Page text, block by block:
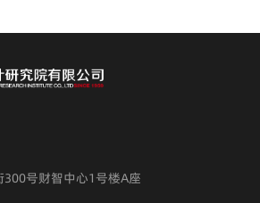
号财智中心1号楼A座